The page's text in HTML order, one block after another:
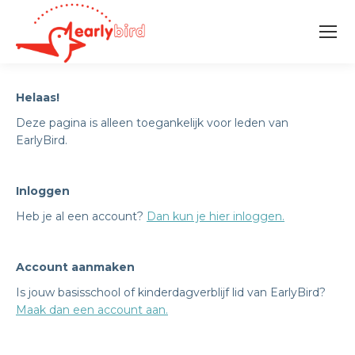
Helaas!
Deze pagina is alleen toegankelijk voor leden van
EarlyBird.
Inloggen
Heb je al een account? Dan kun je hier inloggen.
Account aanmaken
Is jouw basisschool of kinderdagverblijf lid van EarlyBird?
Maak dan een account aan.